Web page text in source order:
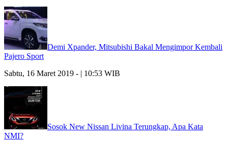
Demi Xpander, Mitsubishi Bakal Mengimpor Kembali
Pajero Sport
Sabtu, 16 Maret 2019 - | 10:53 WIB
Sosok New Nissan Livina Terungkap, Apa Kata
NMI?